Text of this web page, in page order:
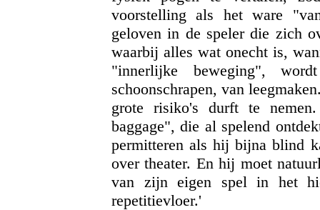
voorstelling als het ware
geloven in de speler die zich
waarbij alles wat onecht is,
"innerlijke beweging",
schoonschrapen, van
grote risiko's durft te
baggage", die al spelend
permitteren als hij bijna blind
over theater. En hij moet
van zijn eigen spel in het
repetitievloer.'